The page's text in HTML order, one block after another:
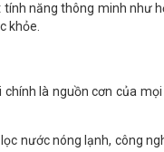
năng thông minh như
khỏe.
là nguồn cơn của
nước nóng lạnh, công